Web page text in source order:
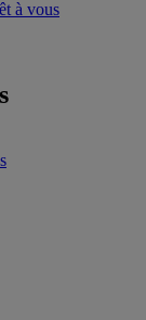
à vous